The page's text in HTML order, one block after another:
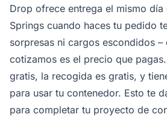
Drop ofrece entrega el mismo día
Springs cuando haces tu pedido
sorpresas ni cargos escondidos
cotizamos es el precio que
gratis, la recogida es gratis, y
para usar tu contenedor. Esto te
para completar tu proyecto de